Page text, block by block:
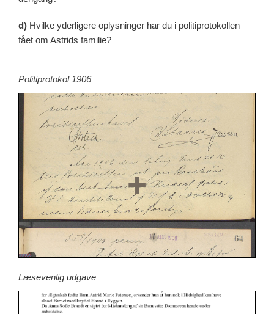
d) Hvilke yderligere oplysninger har du i politiprotokollen
fået om Astrids familie?
Politiprotokol 1906
Læsevenlig udgave